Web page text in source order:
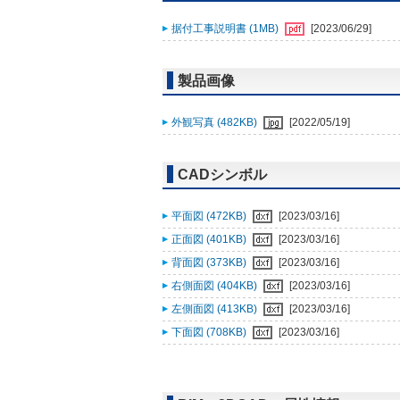
据付工事説明書 (1MB) [2023/06/29]
製品画像
外観写真 (482KB) [2022/05/19]
CADシンボル
平面図 (472KB)
[2023/03/16]
正面図 (401KB)
[2023/03/16]
背面図 (373KB)
[2023/03/16]
右側面図 (404KB)
[2023/03/16]
左側面図 (413KB)
[2023/03/16]
下面図 (708KB)
[2023/03/16]